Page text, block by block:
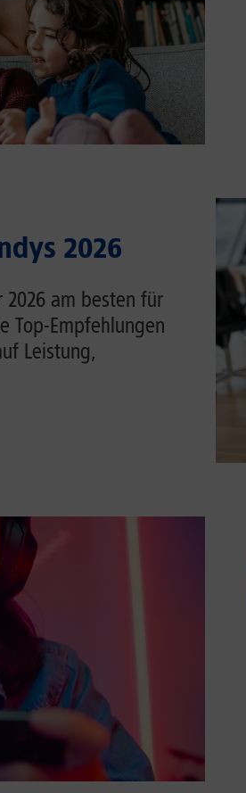
2026
2026 am besten für
Top-Empfehlungen
Leistung,